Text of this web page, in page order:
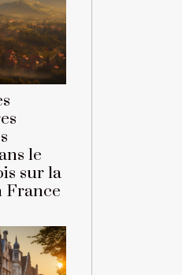
le
sur la
France